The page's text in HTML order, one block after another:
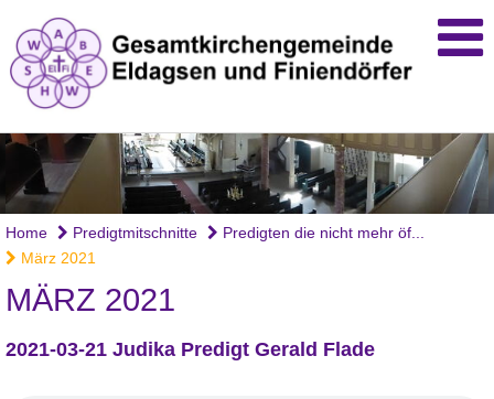
Home Predigtmitschnitte
Predigten die nicht mehr öf...
März 2021
MÄRZ 2021
2021-03-21 Judika Predigt Gerald Flade